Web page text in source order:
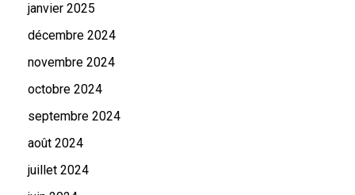
janvier 2025
décembre 2024
novembre 2024
octobre 2024
septembre 2024
août 2024
juillet 2024